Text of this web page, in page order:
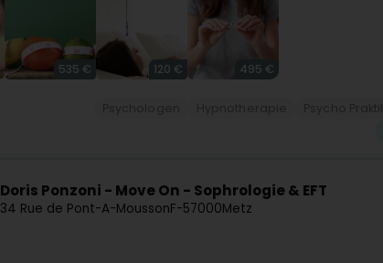
535 € 120 € 495 €
Doris Ponzoni - Move On - Sophrologie & EFT
34 Rue de Pont-A-MoussonF-57000Metz